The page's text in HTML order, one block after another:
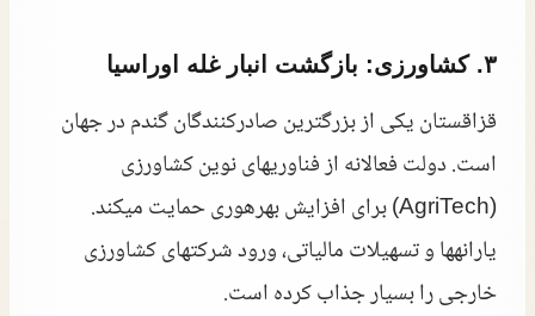
۳. کشاورزی: بازگشت انبار غله اوراسیا
قزاقستان یکی از بزرگترین صادرکنندگان گندم در جهان
است. دولت فعالانه از فناوریهای نوین کشاورزی
(AgriTech) برای افزایش بهرهوری حمایت میکند.
یارانهها و تسهیلات مالیاتی، ورود شرکتهای کشاورزی
خارجی را بسیار جذاب کرده است.